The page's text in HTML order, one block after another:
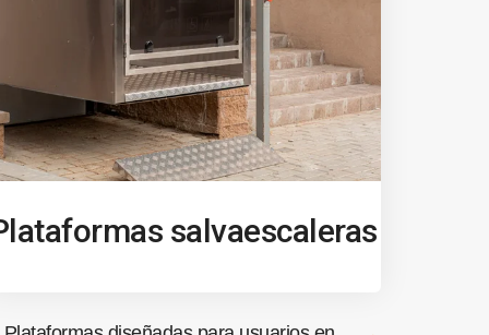
salvaescaleras